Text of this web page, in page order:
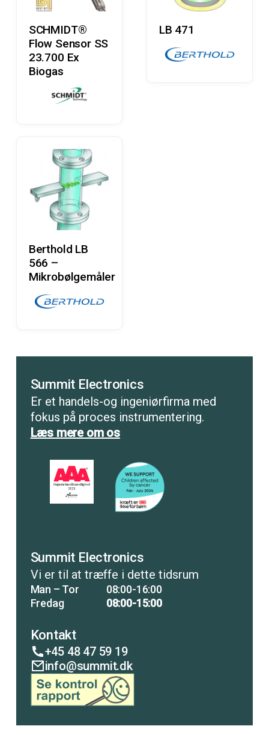
Læs Mere
SCHMIDT®
Flow Sensor SS
23.700 Ex
Biogas
LB 471
Læs Mere
Berthold LB
566 –
Mikrobølgemåler
Summit Electronics
Er et handels-og ingeniørfirma med
fokus på proces instrumentering.
Læs mere om os
Summit Electronics
Vi er til at træffe i dette tidsrum
Man – Tor
Fredag
08:00-16:00
08:00-15:00
Kontakt
+45 48 47 59 19
info@summit.dk